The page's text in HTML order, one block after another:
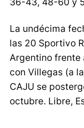
36-43, 48-60 y
La undécima
las 20 Sportivo
Argentino frente
con Villegas (a
CAJU se
octubre. Libre,